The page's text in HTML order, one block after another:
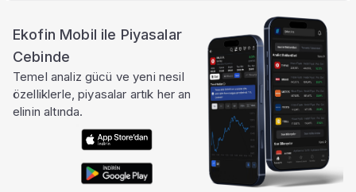
Ekofin Mobil ile Piyasalar
Cebinde
Temel analiz gücü ve yeni nesil
özelliklerle, piyasalar artık her an
elinin altında.